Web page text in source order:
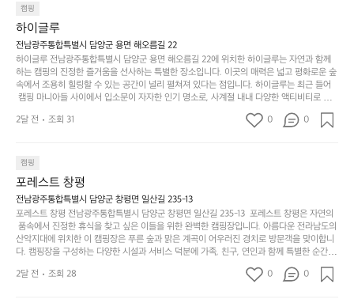
이
걸
리
는
순
다.
그
럴
때
는
차
갑’입
니
다.
일
상
에
고
다
니
고
싶
어
분
하
고,
단
순
하
하
지
않
은
디
자
바로 화장실있음 .5분거리 cu .2분거리 음식점  항구에
서부터 해변까지 버스도 다니네요 ㅎㅎㅎ 아이들 엄청
좋아하네요 점심쯤도착해서 철수할때까지 물놀이 3
타임이나 했네요 ⛱️
항구에서부터 해변까지 버스도 다니네요 ㅎㅎㅎ 아이들 엄청 좋아하네요 점
심쯤도착해서 철수할때까지 물놀이 3타임이나 했네요 ⛱️
포
리
해
변
캠
핑!
무
좋
네
요
이
캠핑
하이글루
전남광주통합특별시 담양군 용면 해오름길 22
하이글루 전남광주통합특별시 담양군 용면 해오름길 22에 위치한 하이글루는 자연과 함께
하는 캠핑의 진정한 즐거움을 선사하는 특별한 장소입니다. 이곳의 매력은 넓고 평화로운 숲
속에서 조용히 힐링할 수 있는 공간이 널리 펼쳐져 있다는 점입니다. 하이글루는 최근 들어
캠핑 마니아들 사이에서 입소문이 자자한 인기 명소로, 사계절 내내 다양한 액티비티로 방
문객들을 맞이합니다. 특히, 하이글루의 독특한 시설인 글램핑 텐트는 고객들에게 아늑한 잠
자리를 제공하며, 캠핑의 매력을 한층 더해 줍니다. 밖에서는 자연의 소리를 들으며, 내부에
함께 좋은 시간을 보낼 수 있다는 것입니다. 또한, 하이글루 인근에는 다양한 트레킹 코스와
자전거 도로가 있어 아웃도어 활동을 좋아하는 이들에게 더욱 참조할 만한 장소가 됩니다.
담양의 아름다운 자연과 함께, 건강한 레저 활동을 즐기며 행복한 캠핑 경험을 쌓으실 수 있
습니다. 하이글루에서 특별한 순간을 만끽해보세요. 따뜻한 햇살과 함께하는 아침, 상징적인
담양의 죽녹원과 함께 어우러진 저녁, 그리고 고요한 밤하늘 아래에서 별을 바라보며 나누는
이야기들은 여러분의 캠핑 여행을 더욱 특별하게 만들어 줄 것입니다.  인기 정도: ★★★★
★
2달 전 조회 31 0 0
캠핑
포레스트 창평
전남광주통합특별시 담양군 창평면 일산길 235-13
포레스트 창평 전남광주통합특별시 담양군 창평면 일산길 235-13  포레스트 창평은 자연의
품속에서 진정한 휴식을 찾고 싶은 이들을 위한 완벽한 캠핑장입니다. 아름다운 전라남도의
산악지대에 위치한 이 캠핑장은 푸른 숲과 맑은 계곡이 어우러진 경치로 방문객을 맞이합니
다. 캠핑장을 구성하는 다양한 시설과 서비스 덕분에 가족, 친구, 연인과 함께 특별한 순간을
만들어갈 수 있는 최적의 공간이 됩니다.  포레스트 창평은 주말마다 직접 재배한 신선한 농
산물을 제공하는 캠핑장으로, 현지에서만 느낄 수 있는 자연의 맛을 경험할 수 있습니다. 또
2달 전 조회 28 0 0